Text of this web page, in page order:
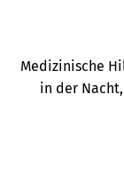
Medizinische
in der